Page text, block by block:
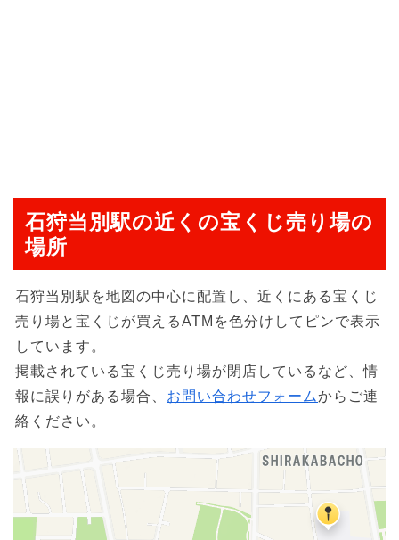
石狩当別駅の近くの宝くじ売り場の
場所
石狩当別駅を地図の中心に配置し、近くにある宝くじ
売り場と宝くじが買えるATMを色分けしてピンで表示
しています。
掲載されている宝くじ売り場が閉店しているなど、情
報に誤りがある場合、 お問い合わせフォームからご連
絡ください。